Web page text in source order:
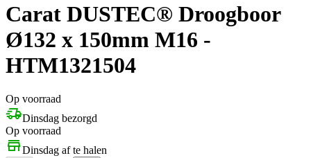
Carat DUSTEC® Droogboor
Ø132 x 150mm M16 -
HTM1321504
Op voorraad
Dinsdag bezorgd
Op voorraad
Dinsdag af te halen